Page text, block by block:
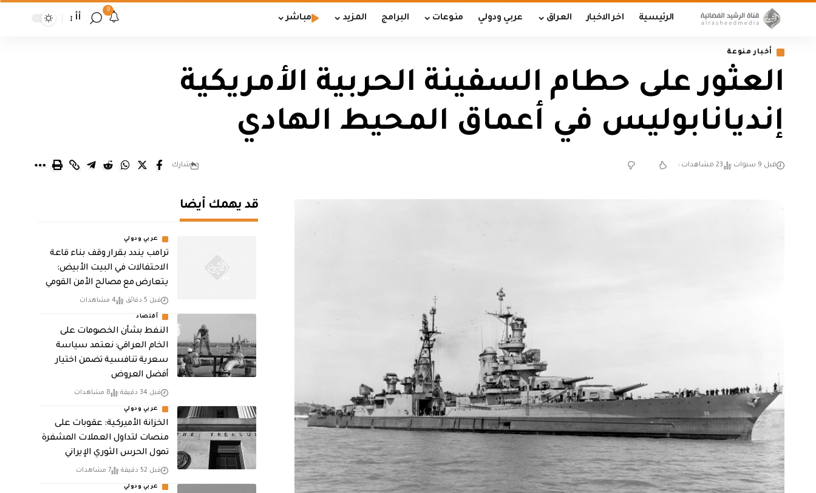
الرئيسية اخر الاخبار العراق عربي ودولي منوعات البرامج المزيد مباشر
9
أأ
أخبار منوعة
العثور على حطام السفينة الحربية الأمريكية
إنديانابوليس في أعماق المحيط الهادي
قبل 9 سنوات 23 مشاهدات شارك
قد يهمك أيضا
عربي ودولي
ترامب يندد بقرار وقف بناء قاعة
الاحتفالات في البيت الأبيض:
يتعارض مع مصالح الأمن القومي
قبل 5 دقائق 4 مشاهدات
أقتصاد
النفط بشأن الخصومات على
الخام العراقي: نعتمد سياسة
سعرية تنافسية تضمن اختيار
أفضل العروض
قبل 34 دقيقة 8 مشاهدات
عربي ودولي
الخزانة الأميركية: عقوبات على
منصات لتداول العملات المشفرة
تمول الحرس الثوري الإيراني
قبل 52 دقيقة 7 مشاهدات
عربي ودولي